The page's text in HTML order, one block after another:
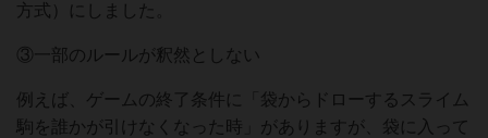
方式）にしました。
③一部のルールが釈然としない
例えば、ゲームの終了条件に「袋からドローするスライム
駒を誰かが引けなくなった時」がありますが、袋に入って